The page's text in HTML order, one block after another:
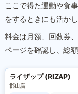
ここで得た運動や食
をするときにも活かし
料金は月額、回数券
ページを確認し、総
ライザップ (RIZAP)
郡山店